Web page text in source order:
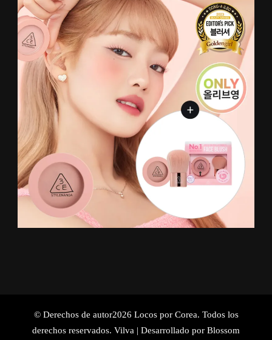
© Derechos de autor2026 Locos por Corea. Todos los
derechos reservados. Vilva | Desarrollado por Blossom